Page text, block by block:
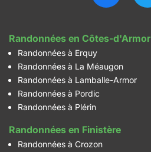
Randonnées en Côtes-d'Armor
Randonnées à Erquy
Randonnées à La Méaugon
Randonnées à Lamballe-Armor
Randonnées à Pordic
Randonnées à Plérin
Randonnées en Finistère
Randonnées à Crozon